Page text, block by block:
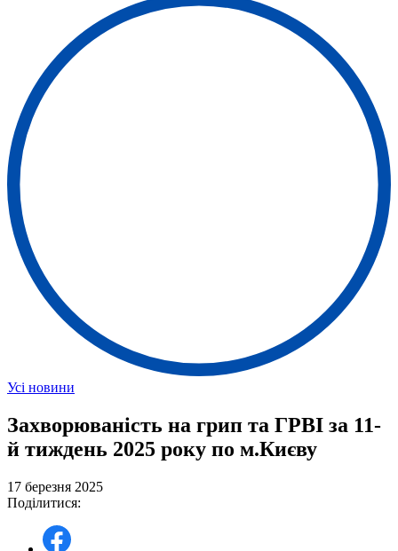
Усі новини
Захворюваність на грип та ГРВІ за 11-
й тиждень 2025 року по м.Києву
17 березня 2025
Поділитися: